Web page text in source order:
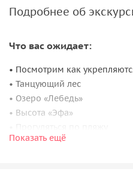
Подробнее об
Что вас ожидает:
• Посмотрим как
• Танцующий лес
• Озеро «Лебедь»
• Высота «Эфа»
• Пос. Рыбачий с
Показать ещё